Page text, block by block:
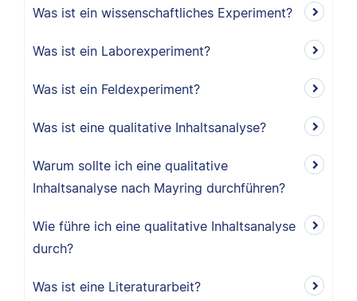
Was ist ein wissenschaftliches Experiment?
Was ist ein Laborexperiment?
Was ist ein Feldexperiment?
Was ist eine qualitative Inhaltsanalyse?
Warum sollte ich eine qualitative
Inhaltsanalyse nach Mayring durchführen?
Wie führe ich eine qualitative Inhaltsanalyse
durch?
Was ist eine Literaturarbeit?